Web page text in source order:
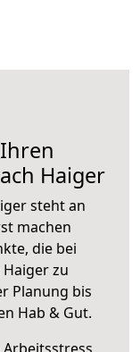
Haiger
steht an
machen
die bei
zu
Planung bis
Hab & Gut.